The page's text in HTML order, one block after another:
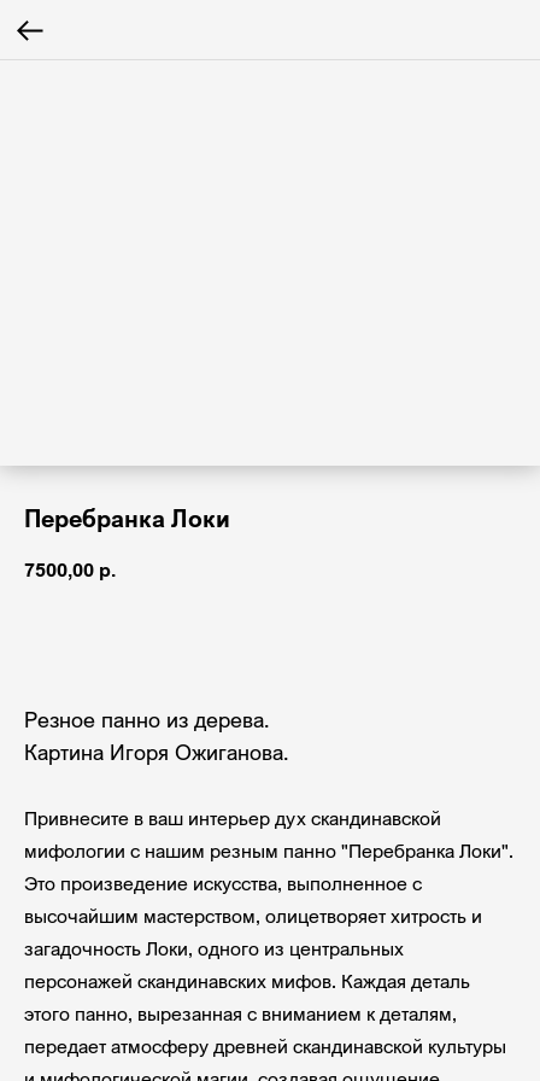
Перебранка Локи
7500,00 р.
Резное панно из дерева.
Картина Игоря Ожиганова.
Привнесите в ваш интерьер дух скандинавской
мифологии с нашим резным панно "Перебранка Локи".
Это произведение искусства, выполненное с
высочайшим мастерством, олицетворяет хитрость и
загадочность Локи, одного из центральных
персонажей скандинавских мифов. Каждая деталь
этого панно, вырезанная с вниманием к деталям,
передает атмосферу древней скандинавской культуры